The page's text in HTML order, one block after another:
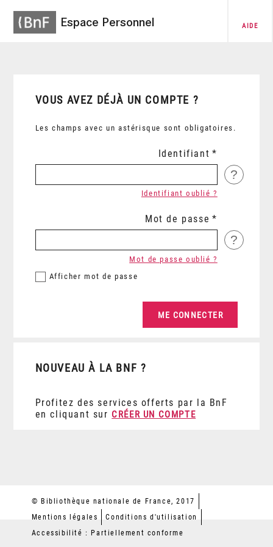
Espace Personnel AIDE
VOUS AVEZ DÉJÀ UN COMPTE ?
Les champs avec un astérisque sont obligatoires.
Identifiant
?
Identifiant oublié ?
Mot de passe
?
Afficher mot de passe
Mot de passe oublié ?
NOUVEAU À LA BNF ?
Profitez des services offerts par la BnF
en cliquant sur CRÉER UN COMPTE
© Bibliothèque nationale de France, 2017
Mentions légales
Conditions d'utilisation
Accessibilité : Partiellement conforme